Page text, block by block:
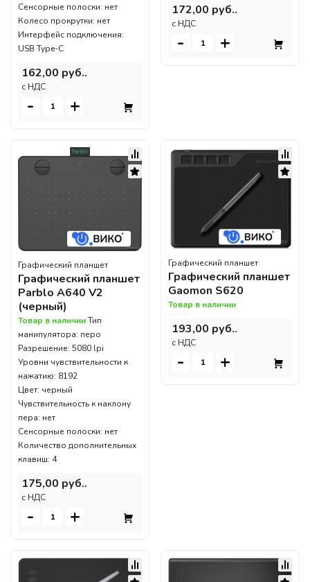
Сенсорные полоски: нет
Колесо прокрутки: нет
Интерфейс подключения:
USB Type-C
162,00 руб..
c НДС
- +
172,00 руб..
c НДС
- +
Графический планшет
Графический планшет
Parblo A640 V2
(черный)
Товар в наличииТип
манипулятора: перо
Разрешение: 5080 lpi
Уровни чувствительности к
нажатию: 8192
Цвет: черный
Чувствительность к наклону
пера: нет
Сенсорные полоски: нет
Количество дополнительных
клавиш: 4
175,00 руб..
c НДС
- +
Графический планшет
Графический планшет
Gaomon S620
Товар в наличии
193,00 руб..
c НДС
- +